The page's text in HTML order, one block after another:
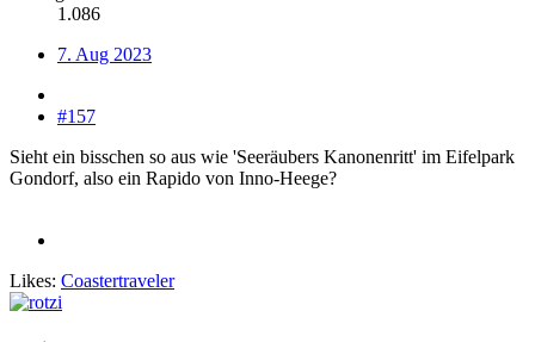
1.086
7. Aug 2023
#157
Sieht ein bisschen so aus wie 'Seeräubers Kanonenritt' im Eifelpark
Gondorf, also ein Rapido von Inno-Heege?
Likes: Coastertraveler